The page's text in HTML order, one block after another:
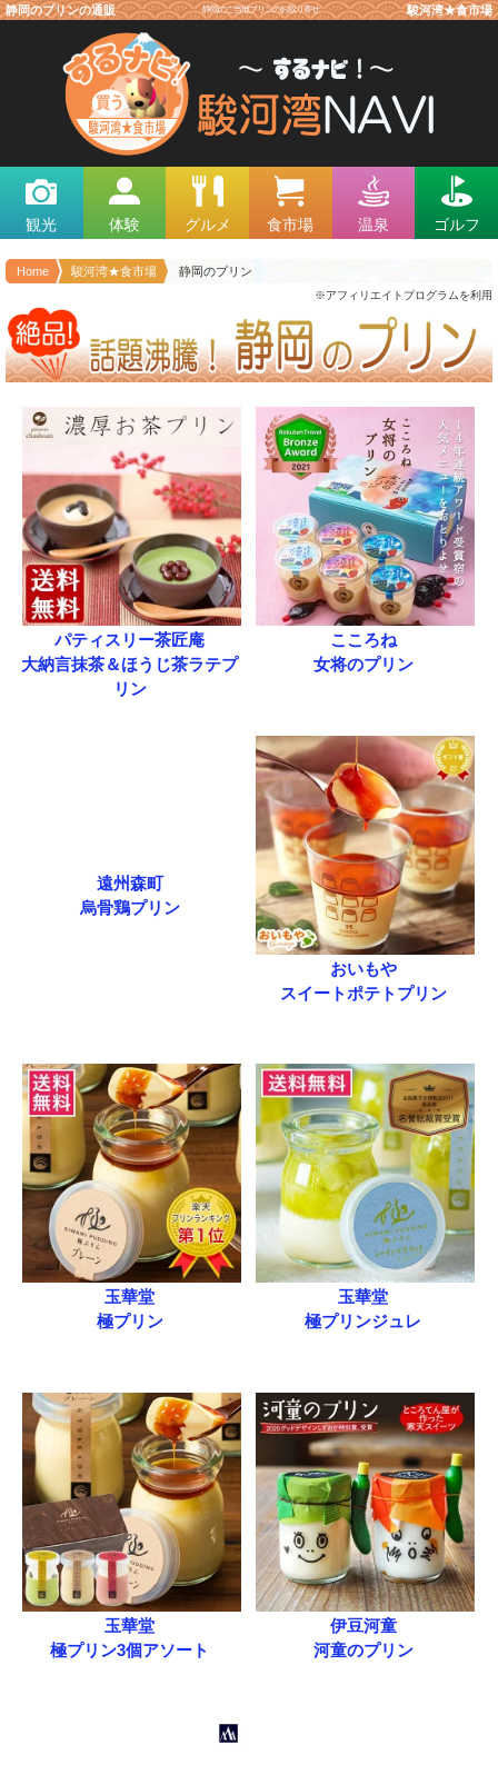
静岡のプリンの通販 駿河湾★食市場
静岡のご当地プリンのお取り寄せ
観光 体験 グルメ 食市場 温泉 ゴルフ
Home 駿河湾★食市場 静岡のプリン
※アフィリエイトプログラムを利用
パティスリー茶匠庵
大納言抹茶＆ほうじ茶ラテプ
リン
こころね
女将のプリン
遠州森町
烏骨鶏プリン
おいもや
スイートポテトプリン
玉華堂
極プリン
玉華堂
極プリンジュレ
玉華堂
極プリン3個アソート
伊豆河童
河童のプリン